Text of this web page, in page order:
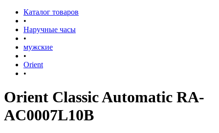
Каталог товаров
•
Наручные часы
•
мужские
•
Orient
•
Orient Classic Automatic RA-
AC0007L10B